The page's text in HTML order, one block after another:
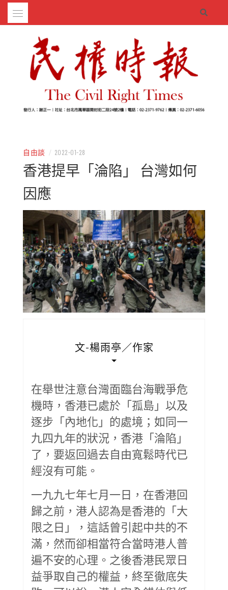
Skip
自由談 / 2022-01-28
香港提早「淪陷」 台灣如何
因應
文-楊雨亭／作家
在舉世注意台灣面臨台海戰爭危
機時，香港已處於「孤島」以及
逐步「內地化」的處境；如同一
九四九年的狀況，香港「淪陷」
了，要返回過去自由寬鬆時代已
經沒有可能。
一九九七年七月一日，在香港回
歸之前，港人認為是香港的「大
限之日」，這話曾引起中共的不
滿，然而卻相當符合當時港人普
遍不安的心理。之後香港民眾日
益爭取自己的權益，終至徹底失